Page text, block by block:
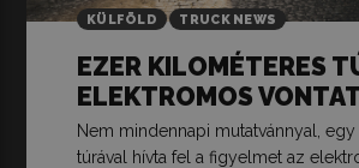
KÜLFÖLD TRUCK NEWS
EZER KILOMÉTERES
ELEKTROMOS
Nem mindennapi mutatvánnyal, egy
túrával hívta fel a figyelmet az